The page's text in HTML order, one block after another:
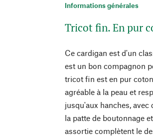
Informations générales
Tricot fin. En pur
Ce cardigan est d'un
est un bon compagnon
tricot fin est en pur
agréable à la peau et
jusqu'aux hanches,
la patte de boutonnage
assortie complètent le